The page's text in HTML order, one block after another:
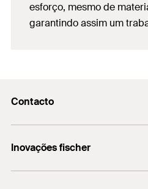
esforço, mesmo de
garantindo assim um
Contacto
+55 (11) 3178-2520
Inovações fischer